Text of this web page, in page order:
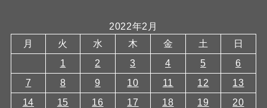
2022年2月
月
火 水 木 金 土
日
1
2 3 4 5
6
7
8 9 10 11 12
13
14
15 16 17 18 19
20